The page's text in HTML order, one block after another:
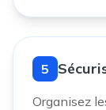
5
Organisez